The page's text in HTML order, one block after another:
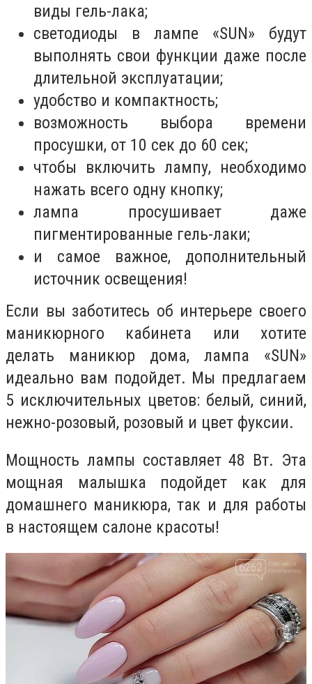
виды гель-лака;
светодиоды в лампе «SUN» будут
выполнять свои функции даже после
длительной эксплуатации;
удобство и компактность;
возможность выбора времени
просушки, от 10 сек до 60 сек;
чтобы включить лампу, необходимо
нажать всего одну кнопку;
лампа просушивает даже
пигментированные гель-лаки;
и самое важное, дополнительный
источник освещения!
Если вы заботитесь об интерьере своего
маникюрного кабинета или хотите
делать маникюр дома, лампа «SUN»
идеально вам подойдет. Мы предлагаем
5 исключительных цветов: белый, синий,
нежно-розовый, розовый и цвет фуксии.
Мощность лампы составляет 48 Вт. Эта
мощная малышка подойдет как для
домашнего маникюра, так и для работы
в настоящем салоне красоты!